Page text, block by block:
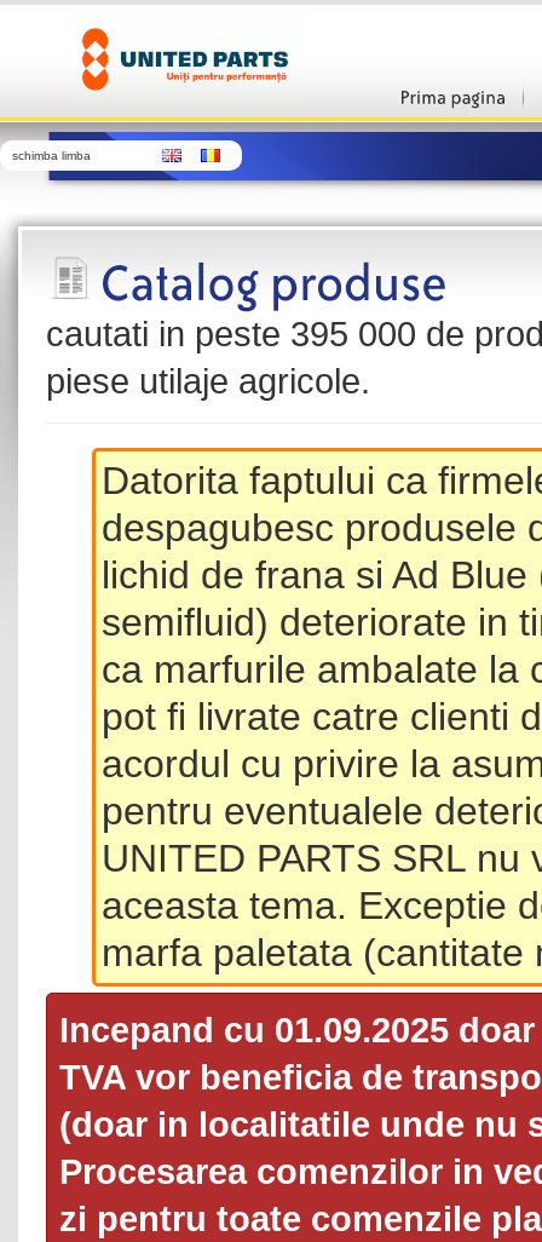
schimba limba
cautati in peste 395 000 de
piese utilaje agricole.
Datorita faptului ca
despagubesc produsele
lichid de frana si Ad
semifluid) deteriorate in
ca marfurile ambalate la
pot fi livrate catre clienti
acordul cu privire la
pentru eventualele
UNITED PARTS SRL
aceasta tema. Exceptie
marfa paletata (cantitate
Incepand cu 01.09.2025
TVA vor beneficia de
(doar in localitatile unde nu
Procesarea comenzilor in
zi pentru toate comenzile